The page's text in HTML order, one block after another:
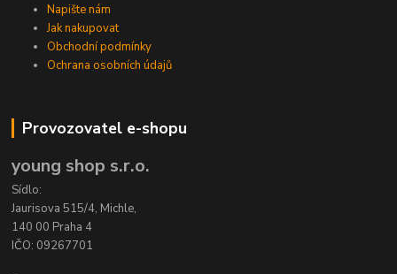
Napište nám
Jak nakupovat
Obchodní podmínky
Ochrana osobních údajů
Provozovatel e-shopu
young shop s.r.o.
Sídlo:
Jaurisova 515/4, Michle,
140 00 Praha 4
IČO: 09267701